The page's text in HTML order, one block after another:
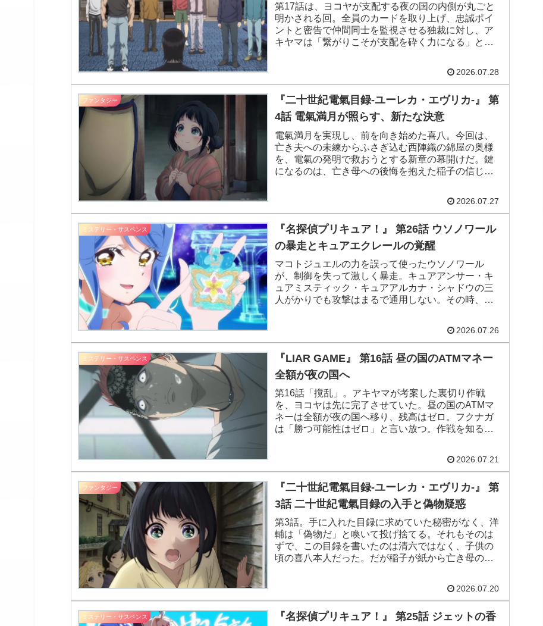
第17話は、ヨコヤが支配する夜の国の内側が丸ごと
明かされる回。全員のカードを取り上げ、忠誠ポイ
ントと密告で仲間同士を監視させる独裁に対し、ア
キヤマは「繋がりこそが支配を砕く力になる」と三
2026.07.28
ファンタジー
『二十世紀電氣目録-ユーレカ・エヴリカ-』 第
4話 電氣満月が照らす、新たな決意
電氣満月を実現し、前を向き始めた喜八。今回は、
亡き夫への未練からふさぎ込む西陣織の錦屋の奥様
を、電氣の発明で救おうとする新章の幕開けだ。鍵
になるのは、亡き母への後悔を抱えた稲子の信じる
2026.07.27
ミステリー・サスペンス
『名探偵プリキュア！』 第26話 ウソノワール
の暴走とキュアエクレールの覚醒
マコトジュエルの力を誤って使ったウソノワール
が、制御を失って激しく暴走。キュアアンサー・キ
ュアミスティック・キュアアルカナ・シャドウの三
人がかりでも攻撃はまるで通用しない。その時、く
話（公式サブ「キュアエクレールの復活」）
2026.07.26
ミステリー・サスペンス
『LIAR GAME』 第16話 昼の国のATMマネー
全額が夜の国へ
第16話「撹乱」。アキヤマが考案した裏切り作戦
を、ヨコヤは先に完了させていた。昼の国のATMマ
ネーは全額が夜の国へ移り、残高はゼロ。フクナガ
は「勝つ可能性はゼロ」と言い放つ。作戦を知る相
2026.07.21
ファンタジー
『二十世紀電氣目録-ユーレカ・エヴリカ-』 第
3話 二十世紀電氣目録の入手と偽物疑惑
第3話。手に入れた目録に求めていた秘密がなく、洋
輔は「偽物だ」と喚いて投げ捨てる。それもそのは
ずで、この目録を書いたのは清六ではなく、子供の
頃の喜八本人だった。だが稲子が紙から亡き母の造
2026.07.20
ミステリー・サスペンス
『名探偵プリキュア！』 第25話 ジェットの香